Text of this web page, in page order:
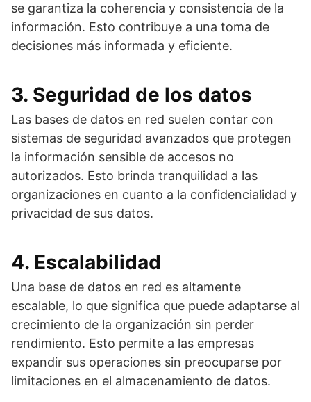
se garantiza la coherencia y consistencia de la
información. Esto contribuye a una toma de
decisiones más informada y eficiente.
3. Seguridad de los datos
Las bases de datos en red suelen contar con
sistemas de seguridad avanzados que protegen
la información sensible de accesos no
autorizados. Esto brinda tranquilidad a las
organizaciones en cuanto a la confidencialidad y
privacidad de sus datos.
4. Escalabilidad
Una base de datos en red es altamente
escalable, lo que significa que puede adaptarse al
crecimiento de la organización sin perder
rendimiento. Esto permite a las empresas
expandir sus operaciones sin preocuparse por
limitaciones en el almacenamiento de datos.